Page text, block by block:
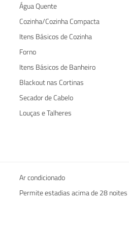
Água Quente
Cozinha/Cozinha Compacta
Itens Básicos de Cozinha
Forno
Itens Básicos de Banheiro
Blackout nas Cortinas
Secador de Cabelo
Louças e Talheres
Ar condicionado
Permite estadias acima de 28 noites